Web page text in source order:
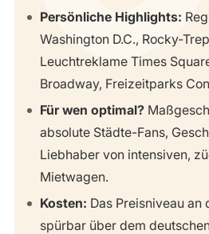
Persönliche Highlights:
Washington D.C., Rocky-
Leuchtreklame Times
Broadway, Freizeitparks
Für wen optimal?
absolute Städte-Fans,
Liebhaber von intensiven,
Mietwagen.
Kosten: Das Preisniveau an
spürbar über dem